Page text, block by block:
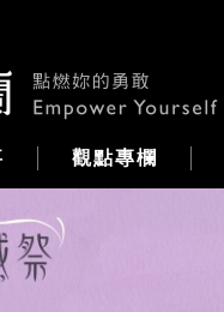
觀點專欄